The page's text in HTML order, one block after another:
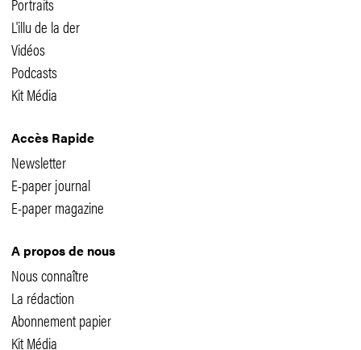
L'illu de la der
Vidéos
Podcasts
Kit Média
Accès Rapide
Newsletter
E-paper journal
E-paper magazine
A propos de nous
Nous connaître
La rédaction
Abonnement papier
Kit Média